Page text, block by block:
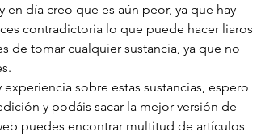
en día creo que es aún peor, ya que hay
contradictoria lo que puede hacer liaros
de tomar cualquier sustancia, ya que no
sobre estas sustancias, espero
y podáis sacar la mejor versión de
puedes encontrar multitud de artículos